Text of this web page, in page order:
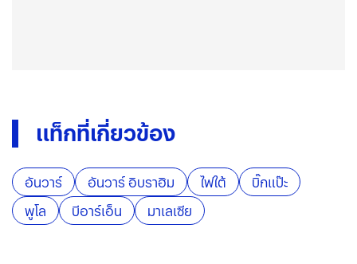
แท็กที่เกี่ยวข้อง
อันวาร์ อันวาร์ อิบราฮิม ไฟใต้
บิ๊กแป๊ะ
พูโล
บีอาร์เอ็น มาเลเซีย